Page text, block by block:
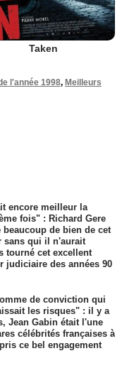
Taken
l'année 1998, Meilleurs
encore meilleur la
fois" : Richard Gere
beaucoup de bien de cet
sans qui il n'aurait
tourné cet excellent
judiciaire des années 90
de conviction qui
les risques" : il y a
Jean Gabin était l'une
célébrités françaises à
ce bel engagement